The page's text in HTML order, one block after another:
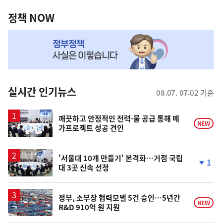
책
NOW,
뉴
스
정책 NOW
실시간 인기뉴스 08.07. 07:02 기준
깨끗하고 안정적인 전력·물 공급 통해 메
가프로젝트 성공 견인
NEW
'서울대 10개 만들기' 본격화…거점 국립
대 3곳 신속 선정
락
1
정부, 소부장 협력모델 5건 승인…5년간
R&D 910억 원 지원
NEW